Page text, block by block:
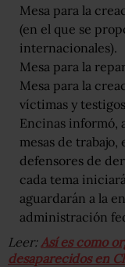
Mesa para la
(en el que se
internacionales).
Mesa para la
Mesa para la
víctimas y
Encinas informó,
mesas de
defensores de
cada tema
aguardarán a la
administración
Leer:Así es como
desaparecidos en